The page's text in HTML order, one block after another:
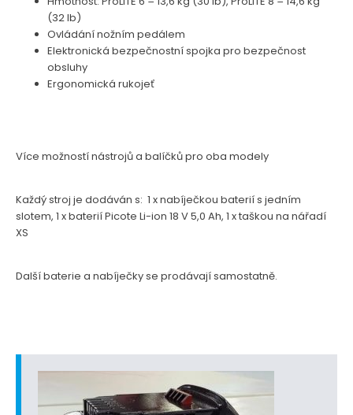
(32 lb)
Ovládání nožním pedálem
Elektronická bezpečnostní spojka pro bezpečnost
obsluhy
Ergonomická rukojeť
Více možností nástrojů a balíčků pro oba modely
Každý stroj je dodáván s: 1 x nabíječkou baterií s jedním
slotem, 1 x baterií Picote Li-ion 18 V 5,0 Ah, 1 x taškou na nářadí
XS
Další baterie a nabíječky se prodávají samostatně.